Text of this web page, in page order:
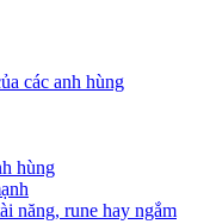
các anh hùng
hùng
năng, rune hay ngắm